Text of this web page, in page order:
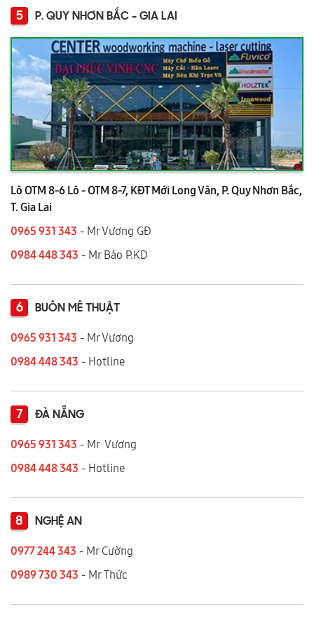
5 P. QUY NHƠN BẮC - GIA LAI
Lô OTM 8-6 Lô - OTM 8-7, KĐT Mới Long Vân, P. Quy Nhơn Bắc,
T. Gia Lai
0965 931 343 - Mr Vương GĐ
0984 448 343 - Mr Bảo P.KD
6 BUÔN MÊ THUẬT
0965 931 343 - Mr Vương
0984 448 343 - Hotline
7 ĐÀ NẴNG
0965 931 343 - Mr Vương
0984 448 343 - Hotline
8 NGHỆ AN
0977 244 343 - Mr Cường
0989 730 343 - Mr Thức